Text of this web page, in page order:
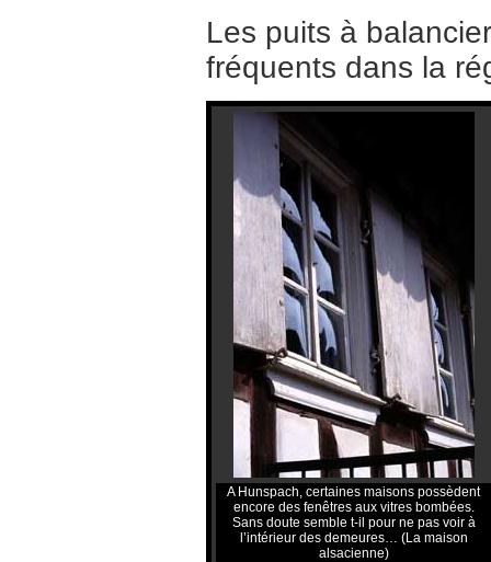
Les puits à
fréquents dans la
A Hunspach, certaines maisons possèdent
encore des fenêtres aux vitres bombées.
Sans doute semble t-il pour ne pas voir à
l’intérieur des demeures… (La maison
alsacienne)